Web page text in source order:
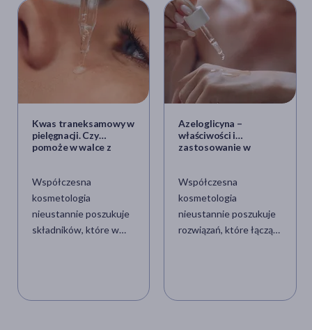
Kwas traneksamowy w
pielęgnacji. Czy
pomoże w walce z
Współczesna
kosmetologia
nieustannie poszukuje
składników, które w
Azeloglicyna –
właściwości i
zastosowanie w
Współczesna
kosmetologia
nieustannie poszukuje
rozwiązań, które łączą